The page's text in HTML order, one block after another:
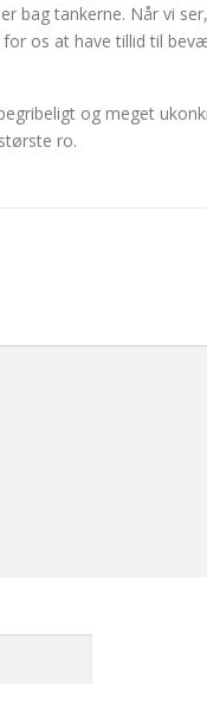
bag tankerne. Når vi
os at have tillid til
og meget
ro.